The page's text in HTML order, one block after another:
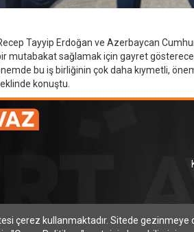
Tayyip Erdoğan ve Azerbaycan
mutabakat sağlamak için gayret
bu iş birliğinin çok daha kıymetli,
konuştu.
çerez kullanmaktadır. Sitede gezinmeye